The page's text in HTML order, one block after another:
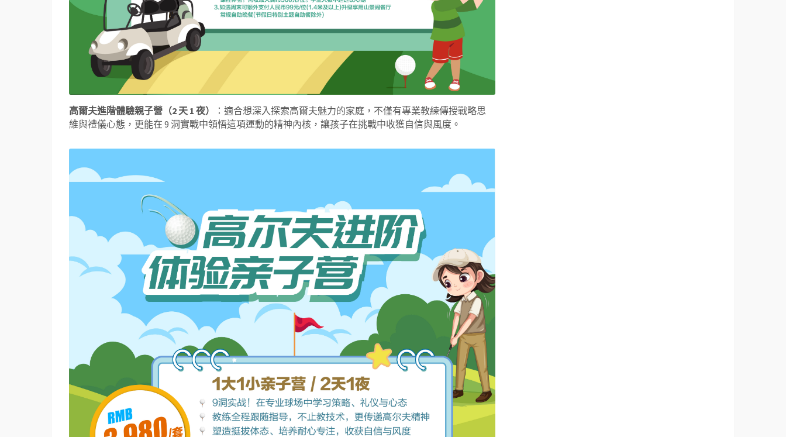
高爾夫進階體驗親子營（2 天 1 夜）
：適合想深入探索高爾夫魅力的家庭，不僅有專業教練傳授戰略思
維與禮儀心態，更能在 9 洞實戰中領悟這項運動的精神內核，讓孩子在挑戰中收獲自信與風度。